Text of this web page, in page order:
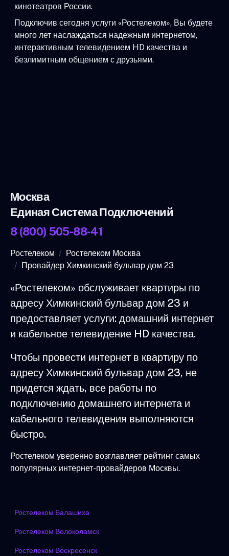
кинотеатров России.
Подключив сегодня услуги «Ростелеком», Вы будете
много лет наслаждаться надежным интернетом,
интерактивным телевидением HD качества и
безлимитным общением с друзьями.
Москва
Единая Система Подключений
8 (800) 505-88-41
Ростелеком
Ростелеком Москва
Провайдер Химкинский бульвар дом 23
«Ростелеком» обслуживает квартиры по
адресу Химкинский бульвар дом 23 и
предоставляет услуги: домашний интернет
и кабельное телевидение HD качества.
Чтобы провести интернет в квартиру по
адресу Химкинский бульвар дом 23, не
придется ждать, все работы по
подключению домашнего интернета и
кабельного телевидения выполняются
быстро.
Ростелеком уверенно возглавляет рейтинг самых
популярных интернет-провайдеров Москвы.
Ростелеком Балашиха
Ростелеком Волоколамск
Ростелеком Воскресенск